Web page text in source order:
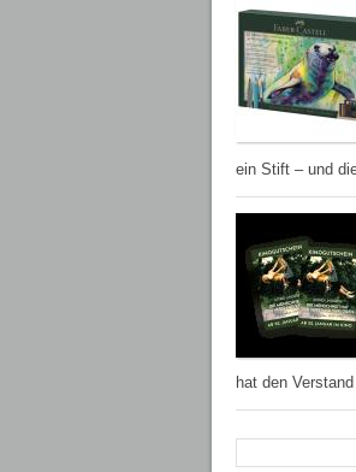
ein Stift – und
hat den